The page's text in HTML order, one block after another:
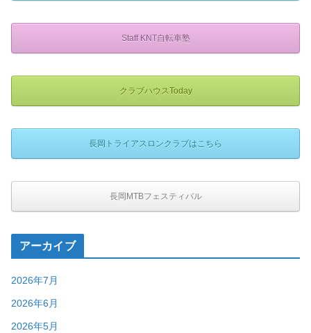
Staff KNT自転車塾
クラブハウスToday
長岡トライアスロンクラブはこちら
長岡MTBフェスティバル
アーカイブ
2026年7月
2026年6月
2026年5月